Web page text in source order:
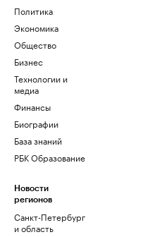
Политика
Экономика
Общество
Бизнес
Технологии и
медиа
Финансы
Биографии
База знаний
РБК Образование
Новости
регионов
Санкт-Петербург
и область